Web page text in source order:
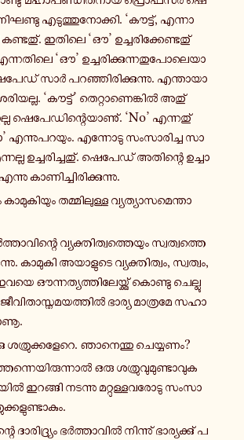
എ­ടു­ത്തു­നോ­ക്കി. ‘കൗ­ട്ട്, എ­ന്നാ­
ഇതിലെ ‘ഔ’ ഉ­ച്ച­രി­ക്കേ­ണ്ട­തു്
‘ഔ’ ഉ­ച്ച­രി­ക്കു­ന്ന­തു­പോ­ലെ­യാ­
സാർ പ­റ­ഞ്ഞി­രി­ക്കു­ന്നു. എ­ന്താ­യാ­
‘കൗ­ട്ട്’ തെ­റ്റാ­ണെ­ങ്കിൽ അതു്
ഷെ­പേ­ഡി­ന്റെ­യാ­ണു്. ‘No’ എ­ന്ന­തു്
എ­ന്നു­പ­റ­യും. എ­ന്നോ­ടു സം­സാ­രി­ച്ച സാ­
ഉ­ച്ച­രി­ച്ച­തു്. ഷെ­പേ­ഡ് അ­തി­ന്റെ ഉ­ച്ചാ­
കാ­ണി­ച്ചി­രി­ക്കു­ന്നു.
കാ­മു­കി­യും ത­മ്മി­ലു­ള്ള വ്യ­ത്യാ­സ­മെ­ന്താ­
വ്യ­ക്തി­ത്വ­ത്തെ­യും സ്വ­ത്വ­ത്തെ­
കാ­മു­കി അ­യാ­ളു­ടെ വ്യ­ക്തി­ത്വം, സ്വ­ത്വം,
ഔ­ന്ന­ത്യ­ത്തി­ലേ­യ്ക്കു് കൊ­ണ്ടു ചെ­ല്ലു­
ഭാര്യ മാ­ത്ര­മേ സ­ഹാ­
ശ­ത്രു­ക്ക­ളേ­റെ. ഞാ­നെ­ന്തു ചെ­യ്യ­ണം?
ഒരു ശ­ത്രു­വു­മു­ണ്ടാ­വു­ക­
ഇ­റ­ങ്ങി ന­ട­ന്നു മ­റ്റു­ള്ള­വ­രോ­ടു സം­സാ­
ദാ­രി­ദ്ര്യം ഭർ­ത്താ­വിൽ നി­ന്നു് ഭാ­ര്യ­ക്കു് പ­